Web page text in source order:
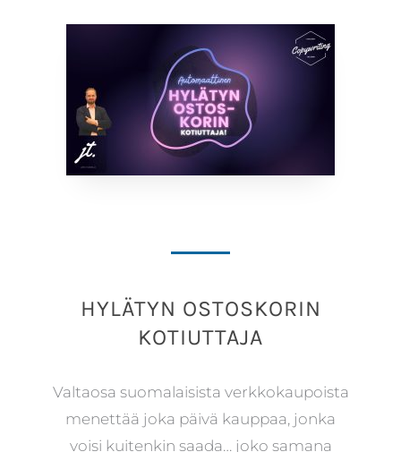
HYLÄTYN OSTOSKORIN
KOTIUTTAJA
Valtaosa suomalaisista verkkokaupoista
menettää joka päivä kauppaa, jonka
voisi kuitenkin saada… joko samana